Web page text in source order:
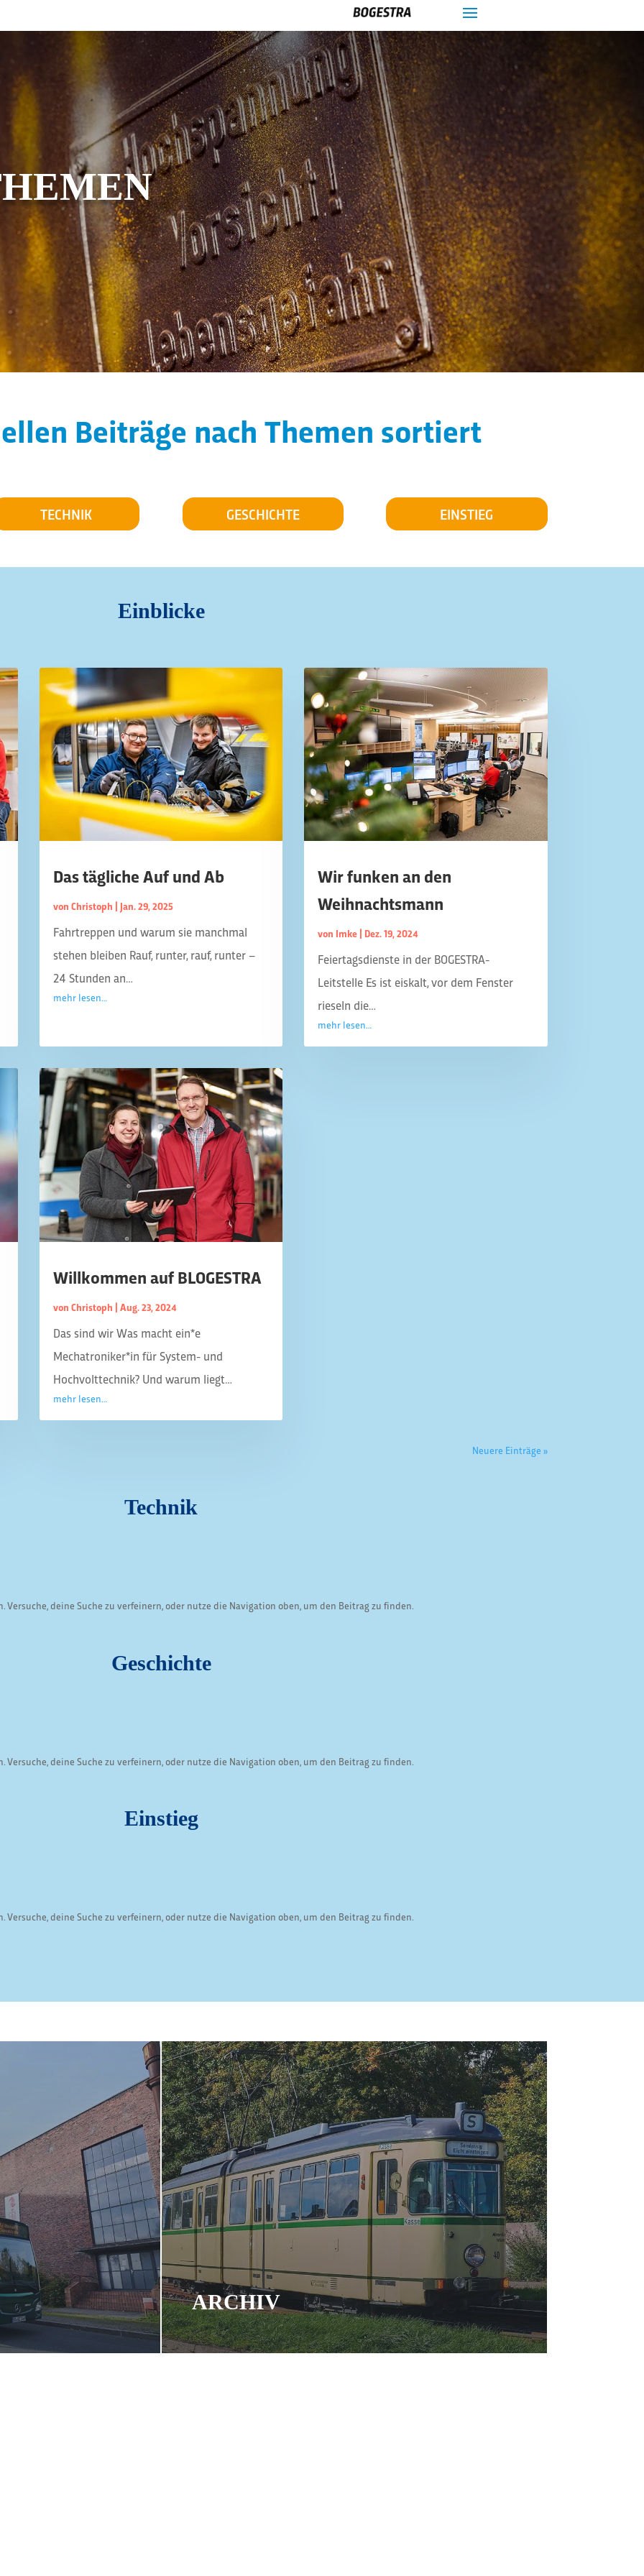
Beiträge nach Themen sortiert
TECHNIK GESCHICHTE EINSTIEG
Einblicke
Das tägliche Auf und Ab
von Christoph | Jan. 29, 2025
Fahrtreppen und warum sie manchmal
stehen bleiben Rauf, runter, rauf, runter –
24 Stunden an…
mehr lesen…
Wir funken an den
Weihnachtsmann
von Imke | Dez. 19, 2024
Feiertagsdienste in der BOGESTRA-
Leitstelle Es ist eiskalt, vor dem Fenster
rieseln die…
mehr lesen…
Willkommen auf BLOGESTRA
von Christoph | Aug. 23, 2024
Das sind wir Was macht ein*e
Mechatroniker*in für System- und
Hochvolttechnik? Und warum liegt…
mehr lesen…
Neuere Einträge »
Technik
deine Suche zu verfeinern, oder nutze die Navigation oben, um den Beitrag zu finden.
Geschichte
deine Suche zu verfeinern, oder nutze die Navigation oben, um den Beitrag zu finden.
Einstieg
deine Suche zu verfeinern, oder nutze die Navigation oben, um den Beitrag zu finden.
ARCHIV